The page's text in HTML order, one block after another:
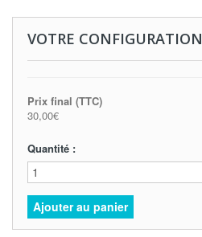
VOTRE CONFIGURATION
Prix final (TTC)
30,00€
Quantité :
Ajouter au panier